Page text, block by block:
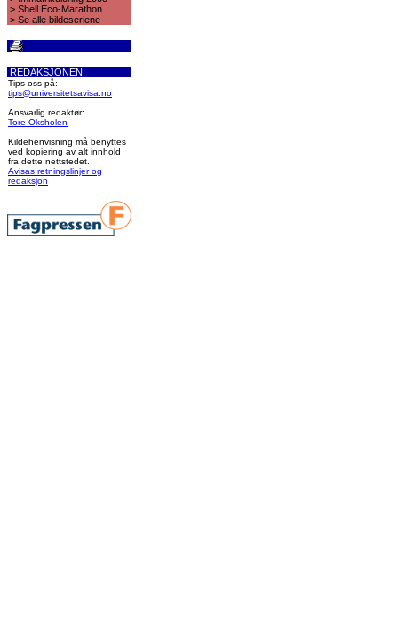
> Shell Eco-Marathon
> Se alle bildeseriene
REDAKSJONEN:
Tips oss på:
tips@universitetsavisa.no
Ansvarlig redaktør:
Tore Oksholen
Kildehenvisning må benyttes
ved kopiering av alt innhold
fra dette nettstedet.
Avisas retningslinjer og
redaksjon